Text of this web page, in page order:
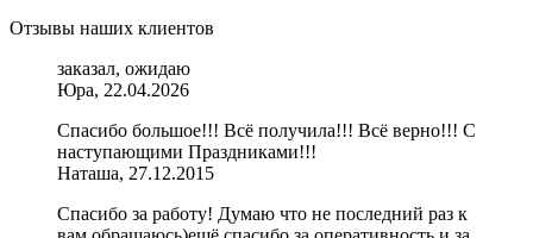
Отзывы наших клиентов
заказал, ожидаю
Юра, 22.04.2026
Спасибо большое!!! Всё получила!!! Всё верно!!! С
наступающими Праздниками!!!
Наташа, 27.12.2015
Спасибо за работу! Думаю что не последний раз к